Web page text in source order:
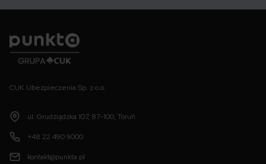
CUK Ubezpieczenia Sp. z o.o.
ul. Grudziądzka 107, 87-100, Toruń
+48 22 490 9000
kontakt@punkta.pl